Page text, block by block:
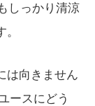
しっかり清涼
は向きません
ースにどう